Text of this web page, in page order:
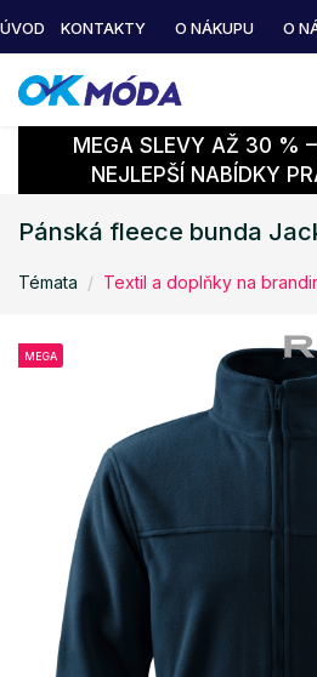
ÚVOD KONTAKTY O NÁKUPU O
MEGA SLEVY AŽ 30 %
NEJLEPŠÍ NABÍDKY
Pánská fleece bunda
Témata Textil a doplňky na
MEGA